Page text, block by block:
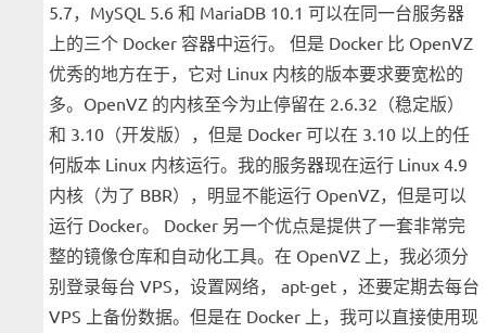
5.7，MySQL 5.6 和 MariaDB 10.1 可以在同一台服务器
上的三个 Docker 容器中运行。 但是 Docker 比 OpenVZ
优秀的地方在于，它对 Linux 内核的版本要求要宽松的
多。OpenVZ 的内核至今为止停留在 2.6.32（稳定版）
和 3.10（开发版），但是 Docker 可以在 3.10 以上的任
何版本 Linux 内核运行。我的服务器现在运行 Linux 4.9
内核（为了 BBR），明显不能运行 OpenVZ，但是可以
运行 Docker。 Docker 另一个优点是提供了一套非常完
整的镜像仓库和自动化工具。在 OpenVZ 上，我必须分
别登录每台 VPS，设置网络， apt-get ，还要定期去每台
VPS 上备份数据。但是在 Docker 上，我可以直接使用现